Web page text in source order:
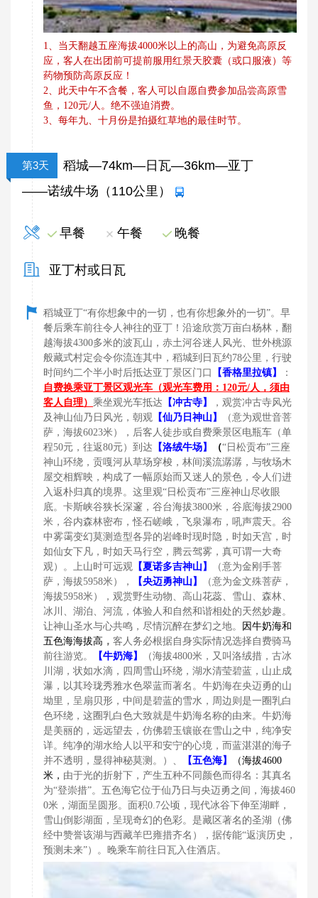
1、当天翻越五座海拔4000米以上的高山，为避免高原反
应，客人在出团前可提前服用红景天胶囊（或口 服液）等
药物预防高原反应！
2、此天中午不含餐，客人可以自愿自费参加品尝高原雪
鱼， 120元/人。绝不强迫消费。
3、每年九、十月份是拍摄红草地的最佳时节。
第3天
稻城—74km—日瓦—36km—亚丁
——诺绒牛场（110公里）
早餐 午餐 晚餐
亚丁村或日瓦
稻城亚丁“有你想象中的一切，也有你想象外的一切”。早
餐后乘车前往令人神往的亚丁！沿途欣赏万亩白杨林，翻
越海拔4300多米的波瓦山，赤土河谷迷人风光、世外桃源
般藏式村定会令你流连其中，稻城到日瓦约78公里，行驶
时间约二个半小时后抵达亚丁景区门口
【香格里拉镇】
：
自费换乘亚丁景区观光车（观光车费用：120元/人，须由
客人自理） 乘坐观光车抵达 【冲古寺】
，观赏冲古寺风光
及神山仙乃日风光，朝观 【仙乃日神山】
（意为观世音菩
萨，海拔6023米），后客人徒步或自费乘景区电瓶车（单
程50元，往返80元）到达 【洛绒牛场】 （“日松贡布”三座
神山环绕，贡嘎河从草场穿梭，林间溪流潺潺，与牧场木
屋交相辉映，构成了一幅原始而又迷人的景色，令人们进
入返朴归真的境界。这里观“日松贡布”三座神山尽收眼
底。卡斯峡谷狭长深邃，谷台海拔3800米，谷底海拔2900
米，谷内森林密布，怪石嵯峨，飞泉瀑布，吼声震天。谷
中雾霭变幻莫测造型各异的岩峰时现时隐，时如天宫，时
如仙女下凡，时如天马行空，腾云驾雾，真可谓一大奇
观）。上山时可远观 【夏诺多吉神山】
（意为金刚手菩
萨，海拔5958米），
【央迈勇神山】
（意为金文殊菩萨，
海拔5958米），观赏野生动物、高山花蕊、雪山、森林、
冰川、湖泊、河流，体验人和自然和谐相处的天然妙趣。
让神山圣水与心共鸣，尽情沉醉在梦幻之地。
因牛奶海和
五色海海拔高 ， 客人务必根据自身实际情况选择自费骑马
前往游览。
【牛奶海】
（海拔4800米，又叫洛绒措，古冰
川湖，状如水滴，四周雪山环绕，湖水清莹碧蓝，山止成
瀑，以其玲珑秀雅水色翠蓝而著名。牛奶海在央迈勇的山
坳里，呈扇贝形，中间是碧蓝的雪水，周边则是一圈乳白
色环绕，这圈乳白色大致就是牛奶海名称的由来。牛奶海
是美丽的，远远望去，仿佛碧玉镶嵌在雪山之中，纯净安
详。纯净的湖水给人以平和安宁的心境，而蓝湛湛的海子
并不透明，显得神秘莫测。）、
【 五色海】
（海拔4600
米， 由于光的折射下，产生五种不同颜色而得名：其真名
为“登崇措”。五色海它位于仙乃日与央迈勇之间，海拔460
0米，湖面呈圆形。面积0.7公顷，现代冰谷下伸至湖畔，
雪山倒影湖面，呈现奇幻的色彩。是藏区著名的圣湖（佛
经中赞誉该湖与西藏羊巴雍措齐名），据传能“返演历史，
预测未来”）。晚乘车前往日瓦入住酒店。